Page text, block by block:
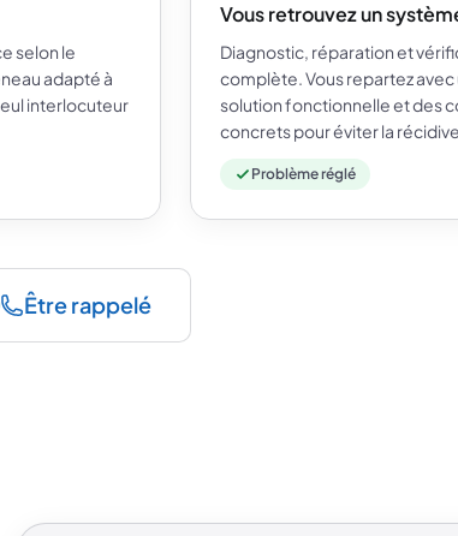
selon le
adapté à
interlocuteur
Vous retrouvez un
Diagnostic, réparation et
complète. Vous repartez avec
solution fonctionnelle et des
concrets pour éviter la
Problème réglé
Être rappelé